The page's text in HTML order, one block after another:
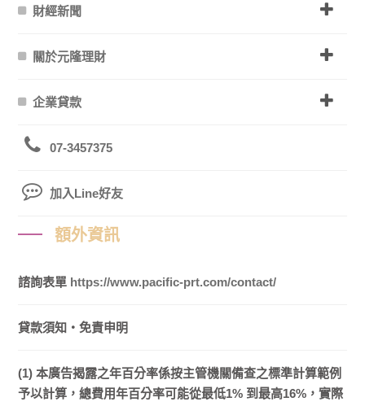
財經新聞
關於元隆理財
企業貸款
07-3457375
加入Line好友
額外資訊
諮詢表單 https://www.pacific-prt.com/contact/
貸款須知・免責申明
(1) 本廣告揭露之年百分率係按主管機關備查之標準計算範例
予以計算，總費用年百分率可能從最低1% 到最高16%，實際